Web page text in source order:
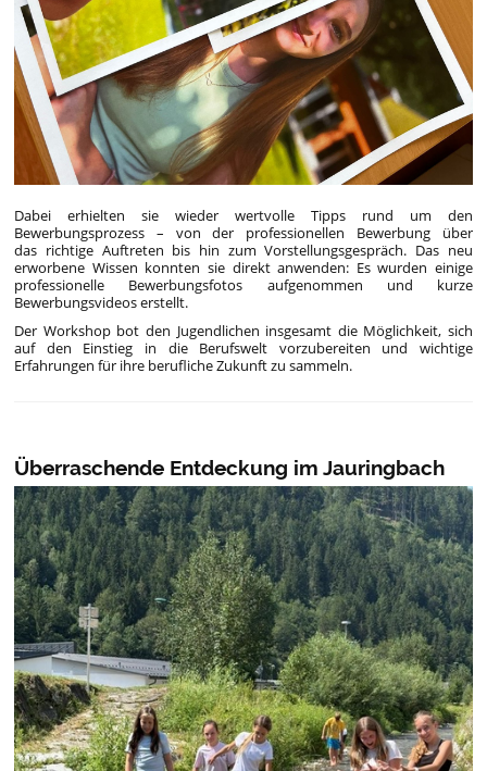
Dabei erhielten sie wieder wertvolle Tipps rund um den
Bewerbungsprozess – von der professionellen Bewerbung über
das richtige Auftreten bis hin zum Vorstellungsgespräch. Das neu
erworbene Wissen konnten sie direkt anwenden: Es wurden einige
professionelle Bewerbungsfotos aufgenommen und kurze
Bewerbungsvideos erstellt.
Der Workshop bot den Jugendlichen insgesamt die Möglichkeit, sich
auf den Einstieg in die Berufswelt vorzubereiten und wichtige
Erfahrungen für ihre berufliche Zukunft zu sammeln.
Überraschende Entdeckung im Jauringbach